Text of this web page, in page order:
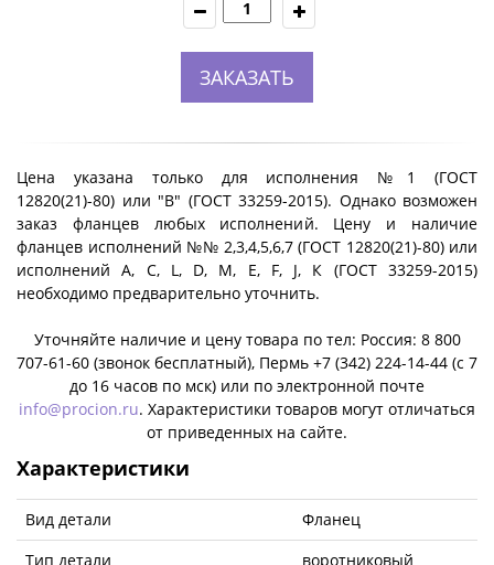
ЗАКАЗАТЬ
Цена указана только для исполнения №1 (ГОСТ
12820(21)-80) или "B" (ГОСТ 33259-2015). Однако возможен
заказ фланцев любых исполнений. Цену и наличие
фланцев исполнений №№ 2,3,4,5,6,7 (ГОСТ 12820(21)-80) или
исполнений A, C, L, D, M, E, F, J, К (ГОСТ 33259-2015)
необходимо предварительно уточнить.
Уточняйте наличие и цену товара по тел: Россия: 8 800
707-61-60 (звонок бесплатный), Пермь +7 (342) 224-14-44 (c 7
до 16 часов по мск) или по электронной почте
info@procion.ru. Характеристики товаров могут отличаться
от приведенных на сайте.
Характеристики
Вид детали
Фланец
Тип детали
воротниковый